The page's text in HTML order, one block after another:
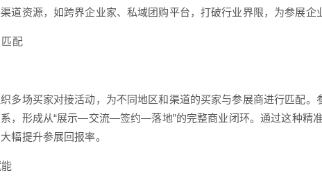
道资源，如跨界企业家、私域团购平台，打破行业界限，为参展企
配
场买家对接活动，为不同地区和渠道的买家与参展商进行匹配。
，形成从“展示—交流—签约—落地”的完整商业闭环。通过这种精
幅提升参展回报率。